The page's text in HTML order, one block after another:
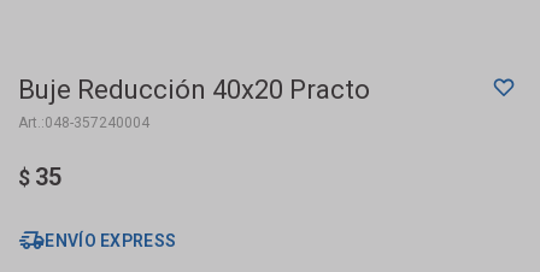
Buje Reducción 40x20 Practo
048-357240004
$ 35
ENVÍO EXPRESS